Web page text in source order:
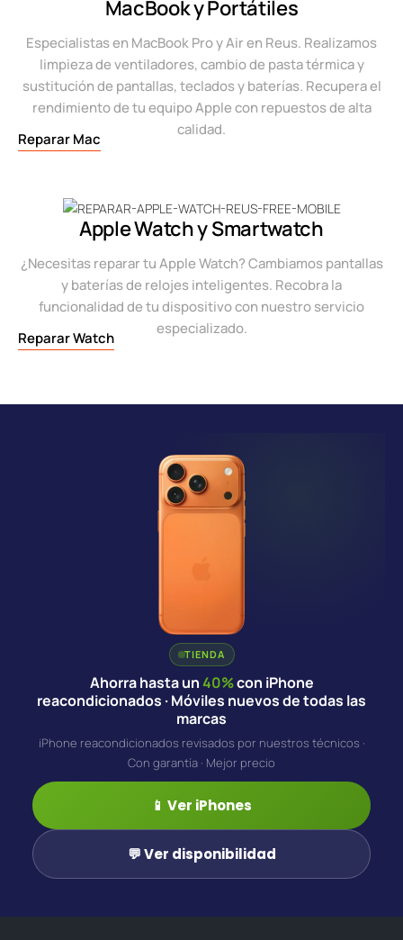
MacBook y Portátiles
Especialistas en MacBook Pro y Air en Reus. Realizamos
limpieza de ventiladores, cambio de pasta térmica y
sustitución de pantallas, teclados y baterías. Recupera el
rendimiento de tu equipo Apple con repuestos de alta
calidad.
Reparar Mac
Apple Watch y Smartwatch
¿Necesitas reparar tu Apple Watch? Cambiamos pantallas
y baterías de relojes inteligentes. Recobra la
funcionalidad de tu dispositivo con nuestro servicio
especializado.
Reparar Watch
TIENDA
Ahorra hasta un40%con iPhone
reacondicionados · Móviles nuevos de todas las
marcas
iPhone reacondicionados revisados por nuestros técnicos ·
Con garantía · Mejor precio
📱 Ver iPhones
💬 Ver disponibilidad